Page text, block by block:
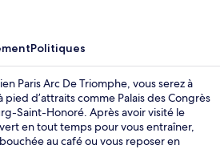
Politiques
Paris Arc De Triomphe, vous serez à
d’attraits comme Palais des Congrès
Saint-Honoré. Après avoir visité le
en tout temps pour vous entraîner,
au café ou vous reposer en